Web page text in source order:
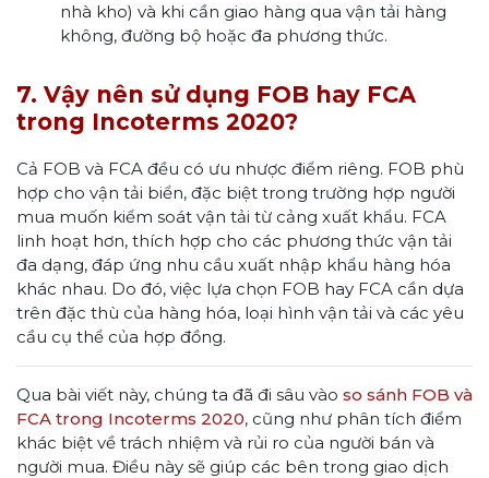
nhà kho) và khi cần giao hàng qua vận tải hàng
không, đường bộ hoặc đa phương thức.
7. Vậy nên sử dụng FOB hay FCA
trong Incoterms 2020?
Cả FOB và FCA đều có ưu nhược điểm riêng. FOB phù
hợp cho vận tải biển, đặc biệt trong trường hợp người
mua muốn kiểm soát vận tải từ cảng xuất khẩu. FCA
linh hoạt hơn, thích hợp cho các phương thức vận tải
đa dạng, đáp ứng nhu cầu xuất nhập khẩu hàng hóa
khác nhau. Do đó, việc lựa chọn FOB hay FCA cần dựa
trên đặc thù của hàng hóa, loại hình vận tải và các yêu
cầu cụ thể của hợp đồng.
Qua bài viết này, chúng ta đã đi sâu vào so sánh FOB và
FCA trong Incoterms 2020, cũng như phân tích điểm
khác biệt về trách nhiệm và rủi ro của người bán và
người mua. Điều này sẽ giúp các bên trong giao dịch